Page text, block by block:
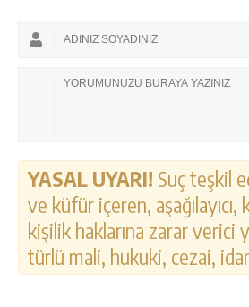
YASAL UYARI! Suç teşkil
ve küfür içeren,
kişilik haklarına zarar
türlü mali, hukuki, cezai,